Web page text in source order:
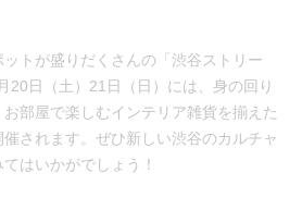
トが盛りだくさんの「渋谷ストリー
20日（土）21日（日）には、身の回り
部屋で楽しむインテリア雑貨を揃えた
催されます。ぜひ新しい渋谷のカルチャ
はいかがでしょう！